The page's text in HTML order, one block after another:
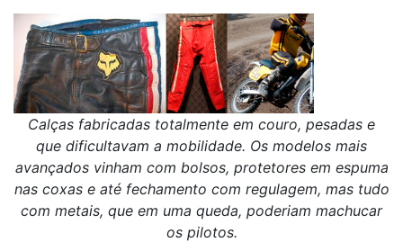
Calças fabricadas totalmente em couro, pesadas e
que dificultavam a mobilidade. Os modelos mais
avançados vinham com bolsos, protetores em espuma
nas coxas e até fechamento com regulagem, mas tudo
com metais, que em uma queda, poderiam machucar
os pilotos.